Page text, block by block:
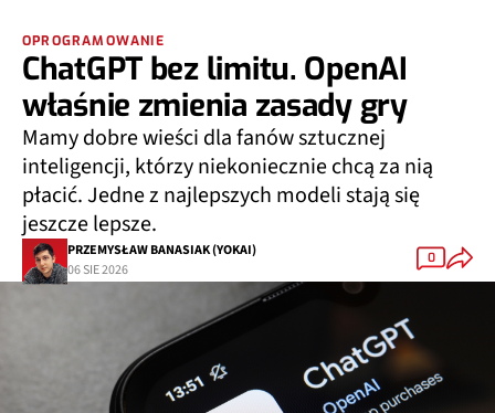
OPROGRAMOWANIE
ChatGPT bez limitu. OpenAI
właśnie zmienia zasady gry
Mamy dobre wieści dla fanów sztucznej
inteligencji, którzy niekoniecznie chcą za nią
płacić. Jedne z najlepszych modeli stają się
jeszcze lepsze.
PRZEMYSŁAW BANASIAK (YOKAI)
06 SIE 2026
0